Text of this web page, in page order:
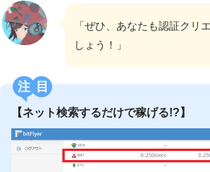
「ぜひ、あなたも認証クリ
しょう！」
注目
【ネット検索するだけで稼げる!?】